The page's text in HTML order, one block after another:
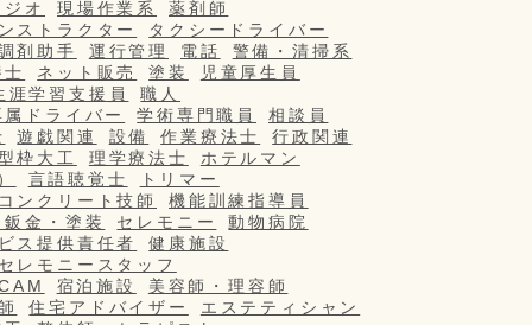
オ
現場作業系
薬剤師
ストラクター
タクシードライバー
剤助手
運行管理 電話
警備・清掃系
ネット販売 塗装
児童厚生員
涯学習支援員
職人
属ドライバー
学術専門職員
相談員
遊戯関連 設備 作業療法士
行政関連
枠大工
理学療法士
ホテルマン
言語聴覚士
トリマー
ンクリート技師
機能訓練指導員
金・塗装
セレモニー
動物病院
ス提供責任者
健康施設
レモニースタッフ
宿泊施設
美容師・理容師
住宅アドバイザー
エステティシャン